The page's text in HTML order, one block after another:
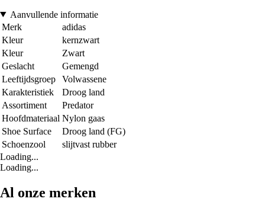
Aanvullende informatie
Merk
adidas
Kleur
kernzwart
Kleur
Zwart
Geslacht
Gemengd
Leeftijdsgroep
Volwassene
Karakteristiek
Droog land
Assortiment
Predator
Hoofdmateriaal Nylon gaas
Shoe Surface
Droog land (FG)
Schoenzool
slijtvast rubber
Loading...
Loading...
Al onze merken